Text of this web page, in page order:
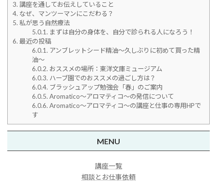
3. 講座を通してお伝えしていること
4. なぜ、マンツーマンにこだわる？
5. 私が思う自然療法
5.0.1. まずは自分の身体を、自分で診られる人になろう！
6. 最近の投稿
6.0.1. アンブレットシード精油～久しぶりに初めて買った精
油～
6.0.2. おススメの場所：東洋文庫ミュージアム
6.0.3. ハーブ園でのおススメの過ごし方は？
6.0.4. ブラッシュアップ勉強会「春」のご案内
6.0.5. Aromatico～アロマティコ～の発信について
6.0.6. Aromatico～アロマティコ～の講座と仕事の専用HPで
す
MENU
講座一覧
相談とお仕事依頼